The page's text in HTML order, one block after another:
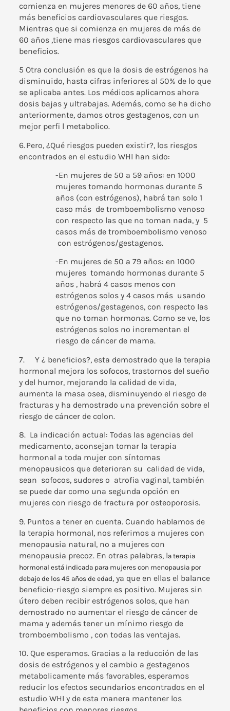
comienza en mujeres menores de 60 años, tiene
más beneficios cardiovasculares que riesgos.
Mientras que si comienza en mujeres de más de
60 años ,tiene mas riesgos cardiovasculares que
beneficios.
5 Otra conclusión es que la dosis de estrógenos ha
disminuido, hasta cifras inferiores al 50% de lo que
se aplicaba antes. Los médicos aplicamos ahora
dosis bajas y ultrabajas. Además, como se ha dicho
anteriormente, damos otros gestagenos, con un
mejor perfi l metabolico.
6. Pero, ¿Qué riesgos pueden existir?, los riesgos
encontrados en el estudio WHI han sido:
-En mujeres de 50 a 59 años: en 1000
mujeres tomando hormonas durante 5
años (con estrógenos), habrá tan solo 1
caso más de tromboembolismo venoso
con respecto las que no toman nada, y 5
casos más de tromboembolismo venoso
con estrógenos/gestagenos.
-En mujeres de 50 a 79 años: en 1000
mujeres tomando hormonas durante 5
años , habrá 4 casos menos con
estrógenos solos y 4 casos más usando
estrógenos/gestagenos, con respecto las
que no toman hormonas. Como se ve, los
estrógenos solos no incrementan el
riesgo de cáncer de mama.
7. Y ¿ beneficios?, esta demostrado que la terapia
hormonal mejora los sofocos, trastornos del sueño
y del humor, mejorando la calidad de vida,
aumenta la masa osea, disminuyendo el riesgo de
fracturas y ha demostrado una prevención sobre el
riesgo de cáncer de colon.
8. La indicación actual: Todas las agencias del
medicamento, aconsejan tomar la terapia
hormonal a toda mujer con síntomas
menopausicos que deterioran su calidad de vida,
sean sofocos, sudores o atrofia vaginal, también
se puede dar como una segunda opción en
mujeres con riesgo de fractura por osteoporosis.
9. Puntos a tener en cuenta. Cuando hablamos de
la terapia hormonal, nos referimos a mujeres con
menopausia natural, no a mujeres con
menopausia precoz. En otras palabras, la terapia
hormonal está indicada para mujeres con menopausia por
debajo de los 45 años de edad, ya que en ellas el balance
beneficio-riesgo siempre es positivo. Mujeres sin
útero deben recibir estrógenos solos, que han
demostrado no aumentar el riesgo de cáncer de
mama y además tener un mínimo riesgo de
tromboembolismo , con todas las ventajas.
10. Que esperamos. Gracias a la reducción de las
dosis de estrógenos y el cambio a gestagenos
metabolicamente más favorables, esperamos
reducir los efectos secundarios encontrados en el
estudio WHI y de esta manera mantener los